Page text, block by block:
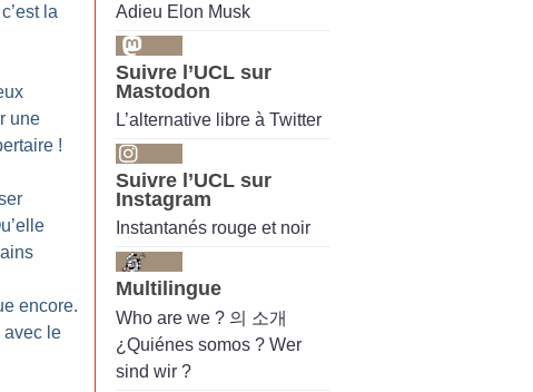
la
une
!
encore.
avec le
Adieu Elon Musk
Suivre l’UCL sur
Mastodon
L’alternative libre à Twitter
Suivre l’UCL sur
Instagram
Instantanés rouge et noir
Multilingue
Who are we ? 의 소개
¿Quiénes somos ? Wer
sind wir ?